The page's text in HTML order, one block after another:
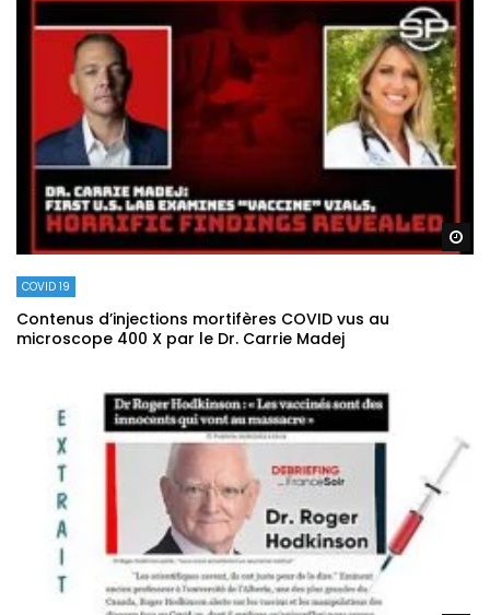
COVID 19
Contenus d’injections mortifères COVID vus au
microscope 400 X par le Dr. Carrie Madej